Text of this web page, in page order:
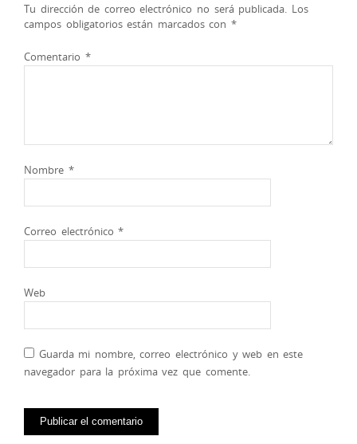
Tu dirección de correo electrónico no será publicada. Los
campos obligatorios están marcados con *
Comentario *
Nombre *
Correo electrónico*
Web
Guarda mi nombre, correo electrónico y web en este
navegador para la próxima vez que comente.